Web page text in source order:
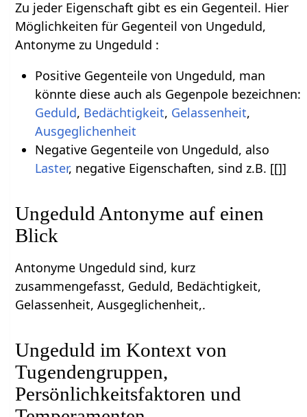
Zu jeder Eigenschaft gibt es ein Gegenteil. Hier
Möglichkeiten für Gegenteil von Ungeduld,
Antonyme zu Ungeduld :
Positive Gegenteile von Ungeduld, man
könnte diese auch als Gegenpole bezeichnen:
Geduld, Bedächtigkeit, Gelassenheit,
Ausgeglichenheit
Negative Gegenteile von Ungeduld, also
Laster, negative Eigenschaften, sind z.B. [[]]
Ungeduld Antonyme auf einen
Blick
Antonyme Ungeduld sind, kurz
zusammengefasst, Geduld, Bedächtigkeit,
Gelassenheit, Ausgeglichenheit,.
Ungeduld im Kontext von
Tugendengruppen,
Persönlichkeitsfaktoren und